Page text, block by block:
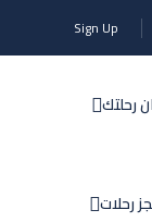
Sign Up
رحلتك
رحلات